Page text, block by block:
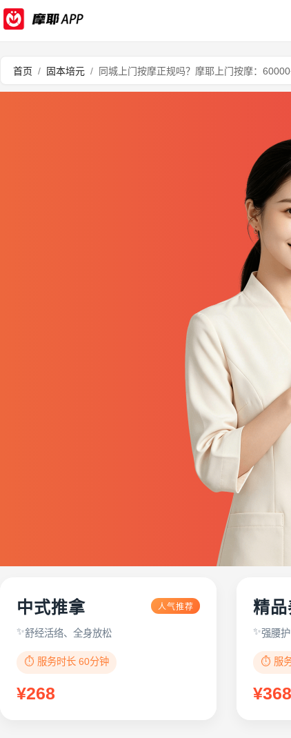
首页 / 固本培元 / 同城上门按摩正规吗？摩耶上门按摩：
中式推拿 人气推荐
舒经活络、全身放松
⏱️ 服务时长 60分钟
¥268
精
强腰
⏱️ 服
¥368